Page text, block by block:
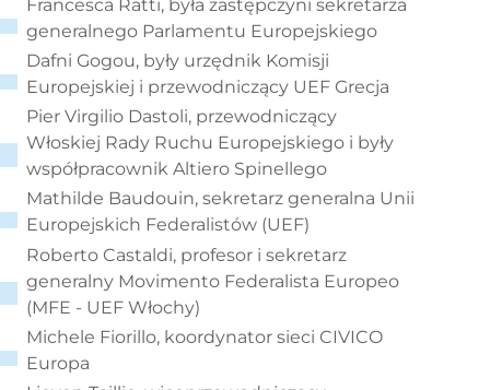
Francesca Ratti, była zastępczyni sekretarza
generalnego Parlamentu Europejskiego
Dafni Gogou, były urzędnik Komisji
Europejskiej i przewodniczący UEF Grecja
Pier Virgilio Dastoli, przewodniczący
Włoskiej Rady Ruchu Europejskiego i były
współpracownik Altiero Spinellego
Mathilde Baudouin, sekretarz generalna Unii
Europejskich Federalistów (UEF)
Roberto Castaldi, profesor i sekretarz
generalny Movimento Federalista Europeo
(MFE - UEF Włochy)
Michele Fiorillo, koordynator sieci CIVICO
Europa